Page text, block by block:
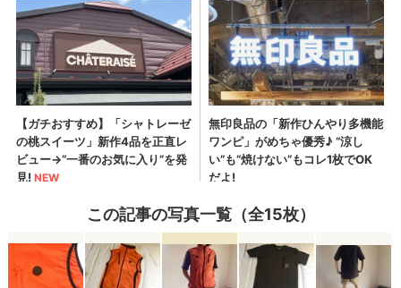
この記事の写真一覧（全15枚）